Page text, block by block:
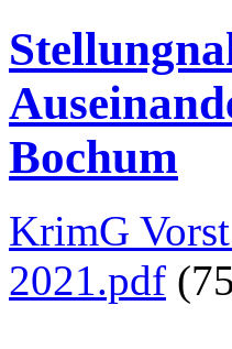
Bochum
KrimG
2021.pdf